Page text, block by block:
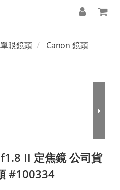
眼鏡頭 Canon 鏡頭
II 定焦鏡 公司貨
#100334